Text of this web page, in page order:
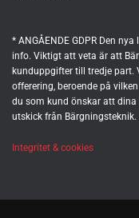
* ANGÅENDE GDPR Den
info. Viktigt att veta är att
kunduppgifter till tredje part.
offerering, beroende på
du som kund önskar att
utskick från Bärgningsteknik.
Integritet & cookies